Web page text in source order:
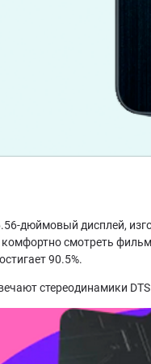
дюймовый дисплей,
смотреть
90.5%.
стереодинамики